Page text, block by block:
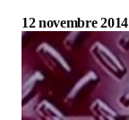
12 novembre 2014